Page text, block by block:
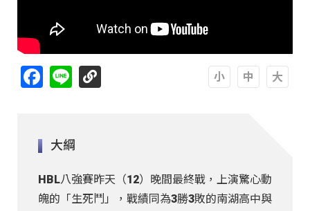
Facebook
Line
大綱
HBL八強賽昨天（12）晚間最終戰，上演驚心動
魄的「生死鬥」，戰績同為3勝3敗的南湖高中與